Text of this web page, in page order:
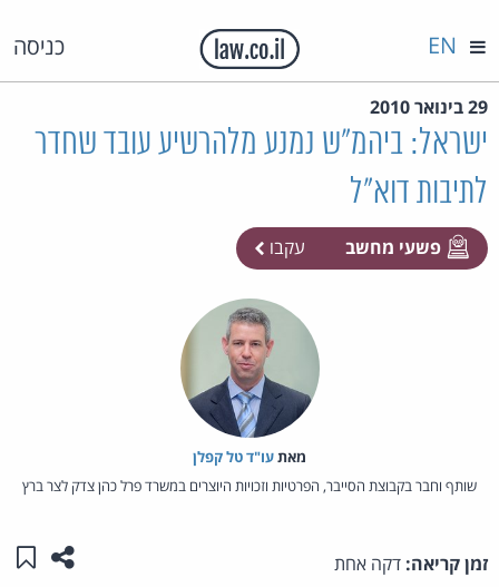
כניסה EN
29 בינואר 2010
ישראל: ביהמ"ש נמנע מלהרשיע עובד שחדר
לתיבות דוא"ל
פשעי מחשב עקבו
מאת‏עו"ד טל קפלן
שותף וחבר בקבוצת הסייבר, הפרטיות וזכויות היוצרים במשרד פרל כהן צדק לצר ברץ
זמן קריאה: דקה אחת שתפו